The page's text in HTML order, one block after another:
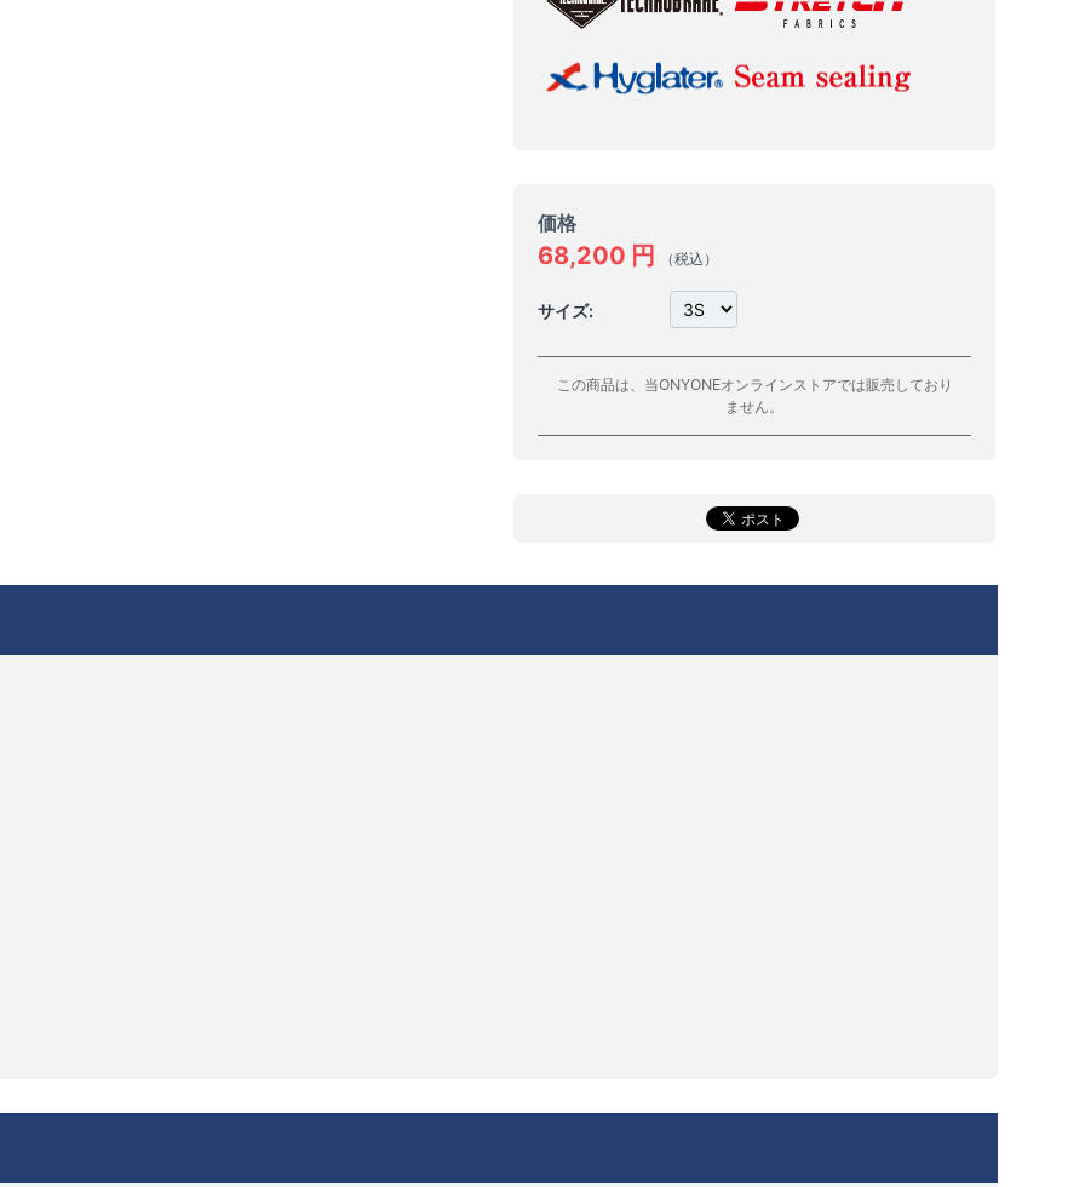
価格
68,200 円 （税込）
サイズ:
この商品は、当ONYONEオンラインストアでは販売しており
ません。